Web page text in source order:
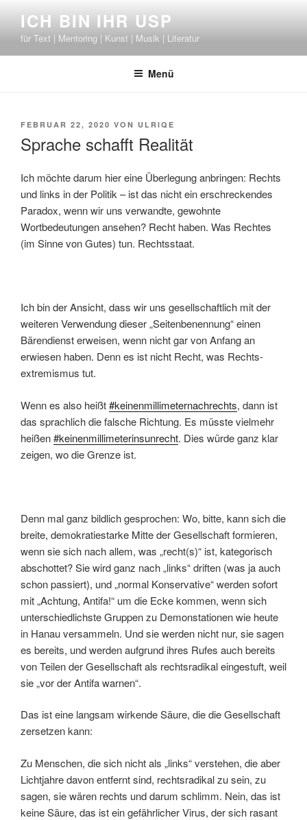
springen
ICH BIN IHR USP
für Text | Mentoring | Kunst | Musik | Literatur
Menü
VERÖFFENTLICHT
FEBRUAR 22, 2020 VON ULRIQE
Sprache schafft Realität
Ich möchte darum hier eine Überlegung anbringen: Rechts
und links in der Politik – ist das nicht ein erschreckendes
Paradox, wenn wir uns verwandte, gewohnte
Wortbedeutungen ansehen? Recht haben. Was Rechtes
(im Sinne von Gutes) tun. Rechtsstaat.
Ich bin der Ansicht, dass wir uns gesellschaftlich mit der
weiteren Verwendung dieser „Seitenbenennung“ einen
Bärendienst erweisen, wenn nicht gar von Anfang an
erwiesen haben. Denn es ist nicht Recht, was Rechts-
extremismus tut.
Wenn es also heißt#keinenmillimeternachrechts, dann ist
das sprachlich die falsche Richtung. Es müsste vielmehr
heißen#keinenmillimeterinsunrecht. Dies würde ganz klar
zeigen, wo die Grenze ist.
Denn mal ganz bildlich gesprochen: Wo, bitte, kann sich die
breite, demokratiestarke Mitte der Gesellschaft formieren,
wenn sie sich nach allem, was „recht(s)“ ist, kategorisch
abschottet? Sie wird ganz nach „links“ driften (was ja auch
schon passiert), und „normal Konservative“ werden sofort
mit „Achtung, Antifa!“ um die Ecke kommen, wenn sich
unterschiedlichste Gruppen zu Demonstationen wie heute
in Hanau versammeln. Und sie werden nicht nur, sie sagen
es bereits, und werden aufgrund ihres Rufes auch bereits
von Teilen der Gesellschaft als rechtsradikal eingestuft, weil
sie „vor der Antifa warnen“.
Das ist eine langsam wirkende Säure, die die Gesellschaft
zersetzen kann:
Zu Menschen, die sich nicht als „links“ verstehen, die aber
Lichtjahre davon entfernt sind, rechtsradikal zu sein, zu
sagen, sie wären rechts und darum schlimm. Nein, das ist
keine Säure, das ist ein gefährlicher Virus, der sich rasant